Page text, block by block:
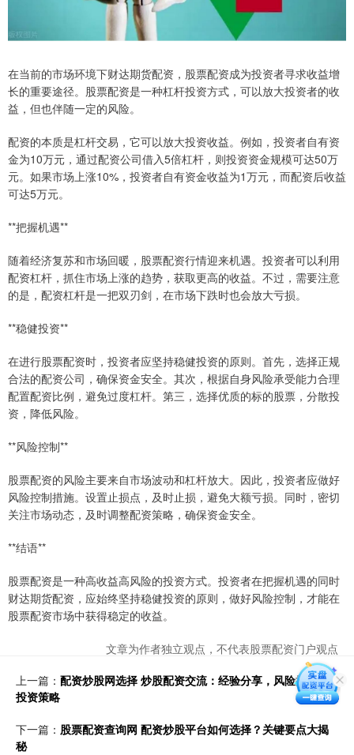
在当前的市场环境下财达期货配资，股票配资成为投资者寻求收益增
长的重要途径。股票配资是一种杠杆投资方式，可以放大投资者的收
益，但也伴随一定的风险。
配资的本质是杠杆交易，它可以放大投资收益。例如，投资者自有资
金为10万元，通过配资公司借入5倍杠杆，则投资资金规模可达50万
元。如果市场上涨10%，投资者自有资金收益为1万元，而配资后收益
可达5万元。
**把握机遇**
随着经济复苏和市场回暖，股票配资行情迎来机遇。投资者可以利用
配资杠杆，抓住市场上涨的趋势，获取更高的收益。不过，需要注意
的是，配资杠杆是一把双刃剑，在市场下跌时也会放大亏损。
**稳健投资**
在进行股票配资时，投资者应坚持稳健投资的原则。首先，选择正规
合法的配资公司，确保资金安全。其次，根据自身风险承受能力合理
配置配资比例，避免过度杠杆。第三，选择优质的标的股票，分散投
资，降低风险。
**风险控制**
股票配资的风险主要来自市场波动和杠杆放大。因此，投资者应做好
风险控制措施。设置止损点，及时止损，避免大额亏损。同时，密切
关注市场动态，及时调整配资策略，确保资金安全。
**结语**
股票配资是一种高收益高风险的投资方式。投资者在把握机遇的同时
财达期货配资，应始终坚持稳健投资的原则，做好风险控制，才能在
股票配资市场中获得稳定的收益。
文章为作者独立观点，不代表股票配资门户观点
上一篇： 配资炒股网选择 炒股配资交流：经验分享，风险提示，
投资策略
下一篇： 股票配资查询网 配资炒股平台如何选择？关键要点大揭
秘